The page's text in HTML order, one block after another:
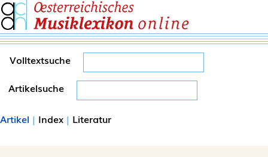
Volltextsuche
Artikelsuche
Artikel | Index | Literatur